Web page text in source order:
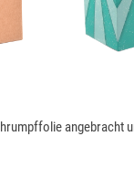
angebracht